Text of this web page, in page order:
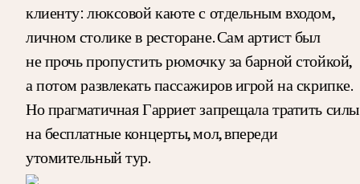
клиенту: люксовой каюте с отдельным входом,
личном столике в ресторане. Сам артист был
не прочь пропустить рюмочку за барной стойкой,
а потом развлекать пассажиров игрой на скрипке.
Но прагматичная Гарриет запрещала тратить силы
на бесплатные концерты, мол, впереди
утомительный тур.